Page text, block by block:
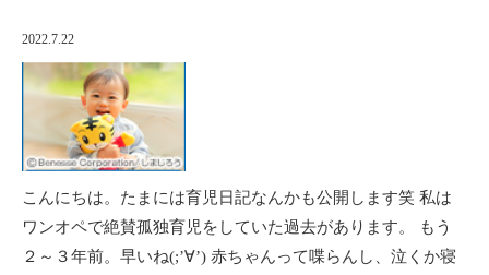
2022.7.22
こんにちは。たまには育児日記なんかも公開します笑 私は
ワンオペで絶賛孤独育児をしていた過去があります。 もう
２～３年前。早いね(;’∀’) 赤ちゃんって喋らんし、泣くか寝